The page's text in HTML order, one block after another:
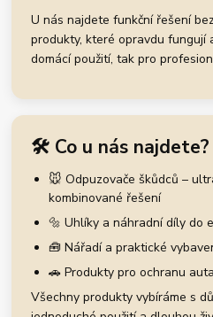
U nás najdete funkční řešení
produkty, které opravdu fungují
domácí použití, tak pro
🛠️ Co u nás najdete?
🐭 Odpuzovače škůdců –
kombinované řešení
🔩 Uhlíky a náhradní díly do
🧰 Nářadí a praktické
🚗 Produkty pro ochranu
Všechny produkty vybíráme s